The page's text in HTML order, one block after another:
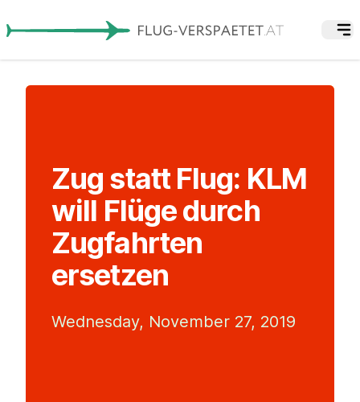
Zug statt Flug: KLM
will Flüge durch
Zugfahrten
ersetzen
Wednesday, November 27, 2019